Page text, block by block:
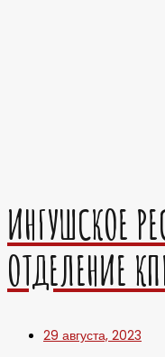
ИНГУШСКОЕ
ОТДЕЛЕНИЕ
29 августа, 2023